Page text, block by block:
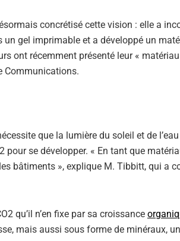
concrétisé cette vision : elle a
gel imprimable et a développé un
ont récemment présenté leur «
Communications.
que la lumière du soleil et de
se développer. « En tant que
bâtiments », explique M. Tibbitt, qui a
qu’il n’en fixe par sa croissance
mais aussi sous forme de minéraux,